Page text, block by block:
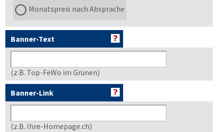
Monatspreis nach Absprache
Banner-Text
(z.B. Top-FeWo im Grünen)
Banner-Link
(z.B. Ihre-Homepage.ch)